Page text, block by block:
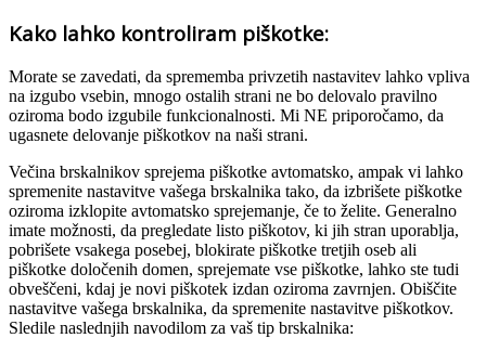
Kako lahko kontroliram piškotke:
Morate se zavedati, da sprememba privzetih nastavitev lahko vpliva
na izgubo vsebin, mnogo ostalih strani ne bo delovalo pravilno
oziroma bodo izgubile funkcionalnosti. Mi NE priporočamo, da
ugasnete delovanje piškotkov na naši strani.
Večina brskalnikov sprejema piškotke avtomatsko, ampak vi lahko
spremenite nastavitve vašega brskalnika tako, da izbrišete piškotke
oziroma izklopite avtomatsko sprejemanje, če to želite. Generalno
imate možnosti, da pregledate listo piškotov, ki jih stran uporablja,
pobrišete vsakega posebej, blokirate piškotke tretjih oseb ali
piškotke določenih domen, sprejemate vse piškotke, lahko ste tudi
obveščeni, kdaj je novi piškotek izdan oziroma zavrnjen. Obiščite
nastavitve vašega brskalnika, da spremenite nastavitve piškotkov.
Sledile naslednjih navodilom za vaš tip brskalnika: